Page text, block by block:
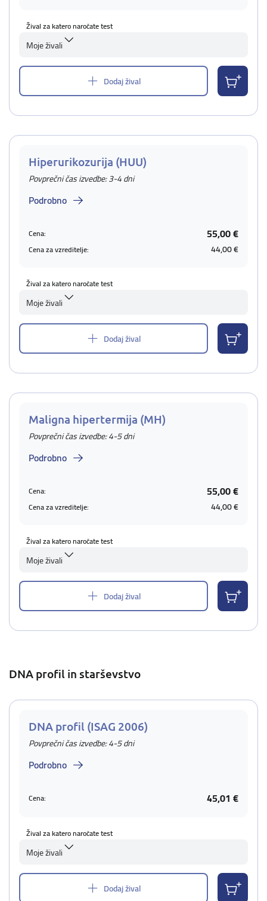
Žival za katero naročate test
Moje živali
Dodaj žival
Hiperurikozurija (HUU)
Povprečni čas izvedbe: 3-4 dni
Podrobno
Cena: 55,00 €
Cena za vzreditelje: 44,00 €
Žival za katero naročate test
Moje živali
Dodaj žival
Maligna hipertermija (MH)
Povprečni čas izvedbe: 4-5 dni
Podrobno
Cena: 55,00 €
Cena za vzreditelje: 44,00 €
Žival za katero naročate test
Moje živali
Dodaj žival
DNA profil in starševstvo
DNA profil (ISAG 2006)
Povprečni čas izvedbe: 4-5 dni
Podrobno
Cena: 45,01 €
Žival za katero naročate test
Moje živali
Dodaj žival